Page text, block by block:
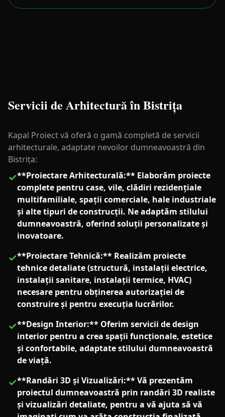
Servicii de Arhitectură înBistrița
Kapal Proiect vă oferă o gamă completă de servicii
arhitecturale, adaptate nevoilor dumneavoastră din
Bistrița:
✓**Proiectare Arhitecturală:** Elaborăm proiecte
complete pentru case, vile, clădiri rezidențiale
multifamiliale, spații comerciale, hale industriale
și alte tipuri de construcții. Ne adaptăm stilului
dumneavoastră, oferind soluții personalizate și
inovatoare.
✓**Proiectare Tehnică:** Realizăm proiecte
tehnice detaliate (structură, instalații electrice,
instalații sanitare, instalații termice, HVAC)
necesare pentru obținerea autorizației de
construire și pentru execuția lucrărilor.
✓**Design Interior:** Oferim servicii de design
interior pentru a crea spații funcționale, estetice
și confortabile, adaptate stilului dumneavoastră
de viață.
✓**Randări 3D și Vizualizări:** Vă prezentăm
proiectul dumneavoastră prin randări 3D realiste
și vizualizări detaliate, pentru a vă ajuta să vă